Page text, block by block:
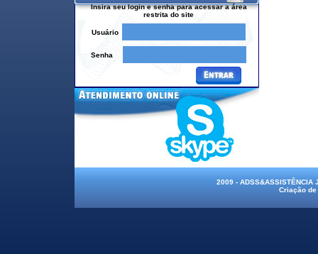
Insira seu login e senha para acessar a área
restrita do site
Usuário
Senha
2009 - ADSS&ASSISTÊNCIA
Criação